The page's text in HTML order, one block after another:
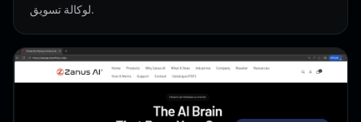
لوكالة تسويق.